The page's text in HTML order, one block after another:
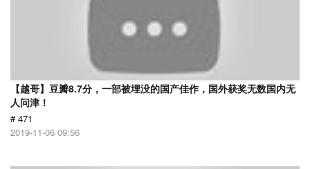
【越哥】豆瓣8.7分，一部被埋没的国产佳作，国外获奖无数国内无
人问津！
# 471
2019-11-06 09:56